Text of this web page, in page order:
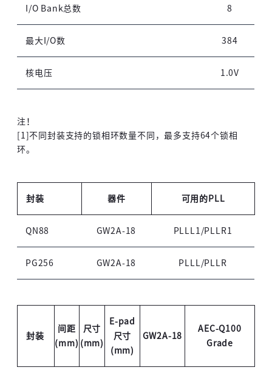
未注册手机登录时会自动创建新账号,我已阅读并
服务协议 。
登录
I/O Bank总数 8
最大I/O数 384
核电压 1.0V
注！
[1]不同封装支持的锁相环数量不同，最多支持64个锁相
环。
封装 器件 可用的PLL
QN88 GW2A-18 PLLL1/PLLR1
PG256 GW2A-18 PLLL/PLLR
封装
间距
(mm)
尺寸
(mm)
E-pad
尺寸
(mm)
GW2A-18
AEC-Q100
Grade